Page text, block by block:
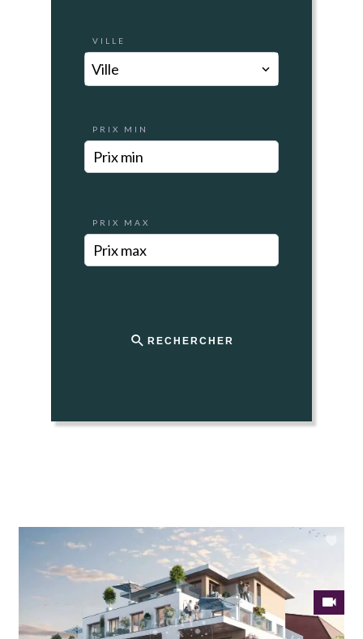
VILLE
Ville
PRIX MIN
PRIX MAX
RECHERCHER